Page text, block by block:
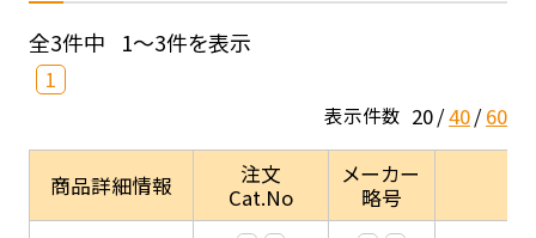
全3件中 1～3件を表示
1
表示件数 20 40 60
商品詳細情報
注文
Cat.No
メーカー
略号